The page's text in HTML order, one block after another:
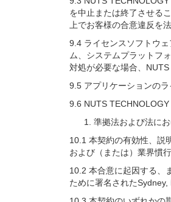
を中止または終了させる
上でお客様の合意違反を
9.4 ライセンスソフトウ
ム、システムプラットフ
対処が必要な場合、
9.5 アプリケーションの
9.6 NUTS
準拠法および法に
10.1 本契約の有効性、説
および（または）業界慣
10.2 本合意に起因する、
ために署名されたSydney,